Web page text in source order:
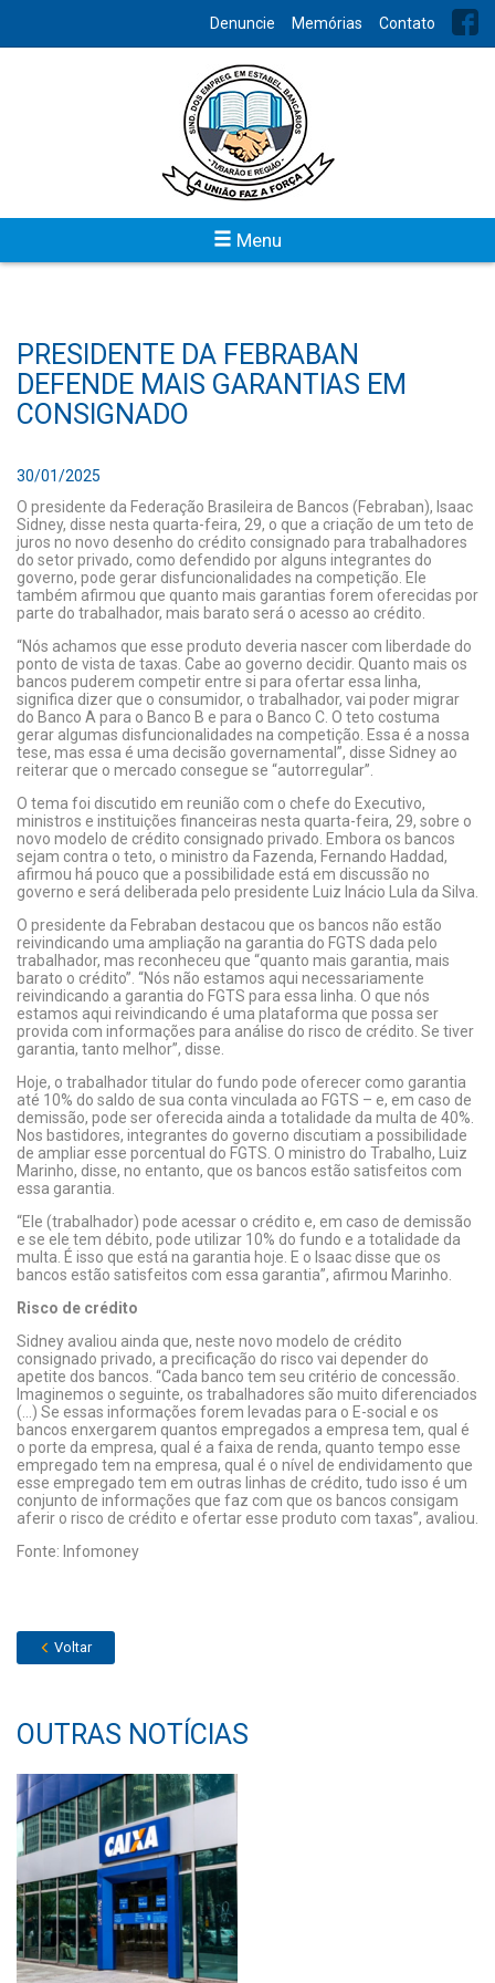
Denuncie Memórias Contato
Menu
PRESIDENTE DA FEBRABAN
DEFENDE MAIS GARANTIAS EM
CONSIGNADO
30/01/2025
O presidente da Federação Brasileira de Bancos (Febraban), Isaac
Sidney, disse nesta quarta-feira, 29, o que a criação de um teto de
juros no novo desenho do crédito consignado para trabalhadores
do setor privado, como defendido por alguns integrantes do
governo, pode gerar disfuncionalidades na competição. Ele
também afirmou que quanto mais garantias forem oferecidas por
parte do trabalhador, mais barato será o acesso ao crédito.
“Nós achamos que esse produto deveria nascer com liberdade do
ponto de vista de taxas. Cabe ao governo decidir. Quanto mais os
bancos puderem competir entre si para ofertar essa linha,
significa dizer que o consumidor, o trabalhador, vai poder migrar
do Banco A para o Banco B e para o Banco C. O teto costuma
gerar algumas disfuncionalidades na competição. Essa é a nossa
tese, mas essa é uma decisão governamental”, disse Sidney ao
reiterar que o mercado consegue se “autorregular”.
O tema foi discutido em reunião com o chefe do Executivo,
ministros e instituições financeiras nesta quarta-feira, 29, sobre o
novo modelo de crédito consignado privado. Embora os bancos
sejam contra o teto, o ministro da Fazenda, Fernando Haddad,
afirmou há pouco que a possibilidade está em discussão no
governo e será deliberada pelo presidente Luiz Inácio Lula da Silva.
O presidente da Febraban destacou que os bancos não estão
reivindicando uma ampliação na garantia do FGTS dada pelo
trabalhador, mas reconheceu que “quanto mais garantia, mais
barato o crédito”. “Nós não estamos aqui necessariamente
reivindicando a garantia do FGTS para essa linha. O que nós
estamos aqui reivindicando é uma plataforma que possa ser
provida com informações para análise do risco de crédito. Se tiver
garantia, tanto melhor”, disse.
Hoje, o trabalhador titular do fundo pode oferecer como garantia
até 10% do saldo de sua conta vinculada ao FGTS – e, em caso de
demissão, pode ser oferecida ainda a totalidade da multa de 40%.
Nos bastidores, integrantes do governo discutiam a possibilidade
de ampliar esse porcentual do FGTS. O ministro do Trabalho, Luiz
Marinho, disse, no entanto, que os bancos estão satisfeitos com
essa garantia.
“Ele (trabalhador) pode acessar o crédito e, em caso de demissão
e se ele tem débito, pode utilizar 10% do fundo e a totalidade da
multa. É isso que está na garantia hoje. E o Isaac disse que os
bancos estão satisfeitos com essa garantia”, afirmou Marinho.
Risco de crédito
Sidney avaliou ainda que, neste novo modelo de crédito
consignado privado, a precificação do risco vai depender do
apetite dos bancos. “Cada banco tem seu critério de concessão.
Imaginemos o seguinte, os trabalhadores são muito diferenciados
(…) Se essas informações forem levadas para o E-social e os
bancos enxergarem quantos empregados a empresa tem, qual é
o porte da empresa, qual é a faixa de renda, quanto tempo esse
empregado tem na empresa, qual é o nível de endividamento que
esse empregado tem em outras linhas de crédito, tudo isso é um
conjunto de informações que faz com que os bancos consigam
aferir o risco de crédito e ofertar esse produto com taxas”, avaliou.
Fonte: Infomoney
Voltar
OUTRAS NOTÍCIAS